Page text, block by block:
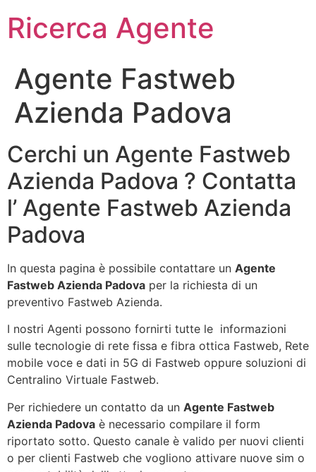
Ricerca Agente
Agente Fastweb
Azienda Padova
Cerchi un Agente Fastweb
Azienda Padova ? Contatta
l’ Agente Fastweb Azienda
Padova
In questa pagina è possibile contattare un Agente
Fastweb Azienda Padova per la richiesta di un
preventivo Fastweb Azienda.
I nostri Agenti possono fornirti tutte le informazioni
sulle tecnologie di rete fissa e fibra ottica Fastweb, Rete
mobile voce e dati in 5G di Fastweb oppure soluzioni di
Centralino Virtuale Fastweb.
Per richiedere un contatto da un Agente Fastweb
Azienda Padova è necessario compilare il form
riportato sotto. Questo canale è valido per nuovi clienti
o per clienti Fastweb che vogliono attivare nuove sim o